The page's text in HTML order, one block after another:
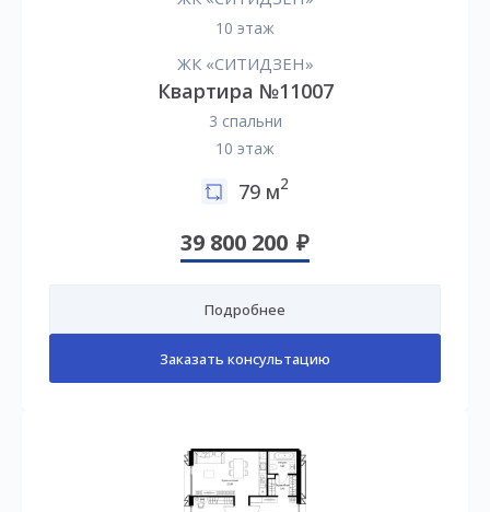
10 этаж
ЖК «СИТИДЗЕН»
Квартира №11007
3 спальни
10 этаж
79 м2
39 800 200
Подробнее
Заказать консультацию